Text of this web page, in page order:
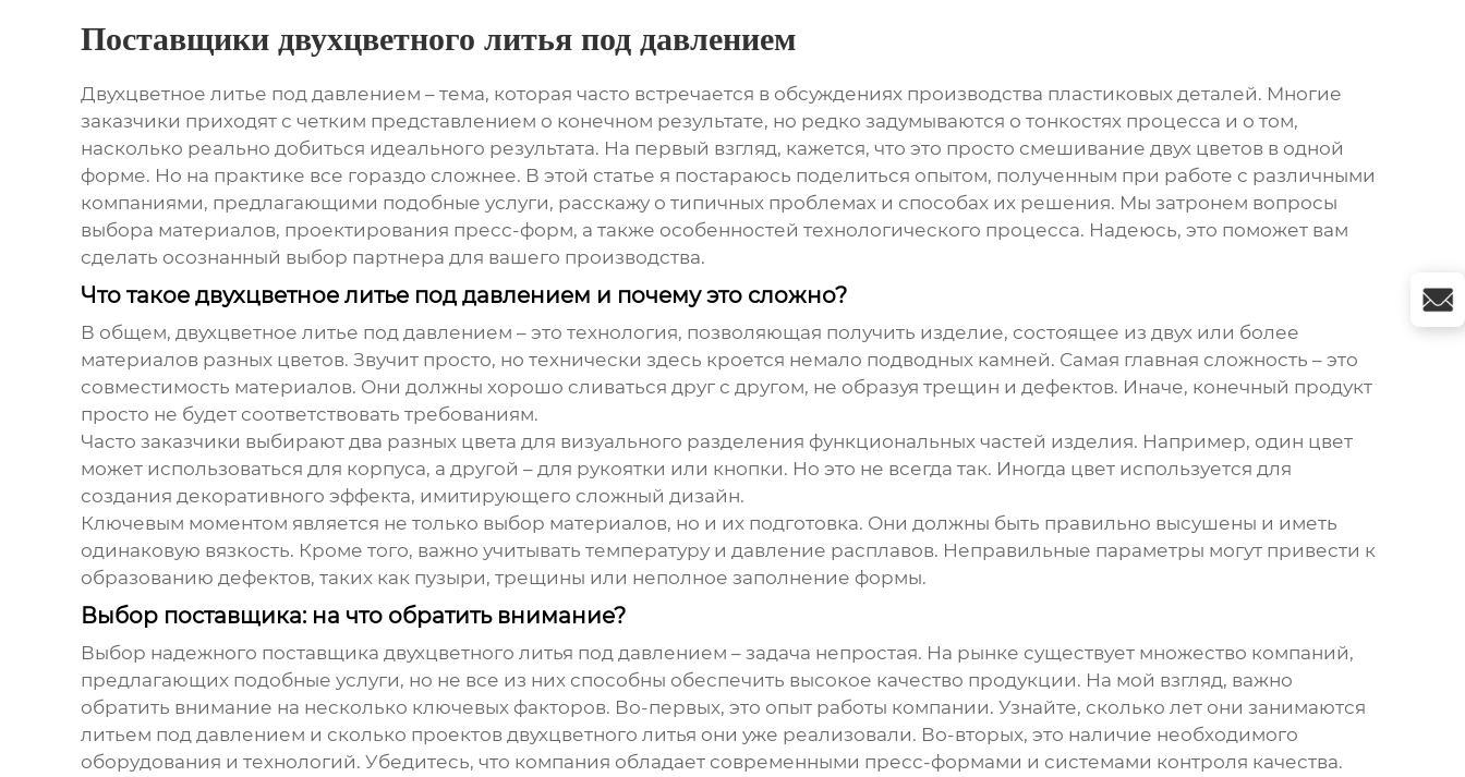
Поставщики двухцветного литья под давлением
Двухцветное литье под давлением – тема, которая часто встречается в обсуждениях производства пластиковых деталей. Многие
заказчики приходят с четким представлением о конечном результате, но редко задумываются о тонкостях процесса и о том,
насколько реально добиться идеального результата. На первый взгляд, кажется, что это просто смешивание двух цветов в одной
форме. Но на практике все гораздо сложнее. В этой статье я постараюсь поделиться опытом, полученным при работе с различными
компаниями, предлагающими подобные услуги, расскажу о типичных проблемах и способах их решения. Мы затронем вопросы
выбора материалов, проектирования пресс-форм, а также особенностей технологического процесса. Надеюсь, это поможет вам
сделать осознанный выбор партнера для вашего производства.
Что такое двухцветное литье под давлением и почему это сложно?
В общем, двухцветное литье под давлением – это технология, позволяющая получить изделие, состоящее из двух или более
материалов разных цветов. Звучит просто, но технически здесь кроется немало подводных камней. Самая главная сложность – это
совместимость материалов. Они должны хорошо сливаться друг с другом, не образуя трещин и дефектов. Иначе, конечный продукт
просто не будет соответствовать требованиям.
Часто заказчики выбирают два разных цвета для визуального разделения функциональных частей изделия. Например, один цвет
может использоваться для корпуса, а другой – для рукоятки или кнопки. Но это не всегда так. Иногда цвет используется для
создания декоративного эффекта, имитирующего сложный дизайн.
Ключевым моментом является не только выбор материалов, но и их подготовка. Они должны быть правильно высушены и иметь
одинаковую вязкость. Кроме того, важно учитывать температуру и давление расплавов. Неправильные параметры могут привести к
образованию дефектов, таких как пузыри, трещины или неполное заполнение формы.
Выбор поставщика: на что обратить внимание?
Выбор надежного поставщика двухцветного литья под давлением – задача непростая. На рынке существует множество компаний,
предлагающих подобные услуги, но не все из них способны обеспечить высокое качество продукции. На мой взгляд, важно
обратить внимание на несколько ключевых факторов. Во-первых, это опыт работы компании. Узнайте, сколько лет они занимаются
литьем под давлением и сколько проектов двухцветного литья они уже реализовали. Во-вторых, это наличие необходимого
оборудования и технологий. Убедитесь, что компания обладает современными пресс-формами и системами контроля качества.